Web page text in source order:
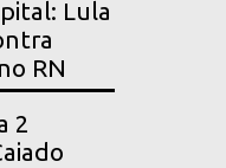
Lula
RN
2